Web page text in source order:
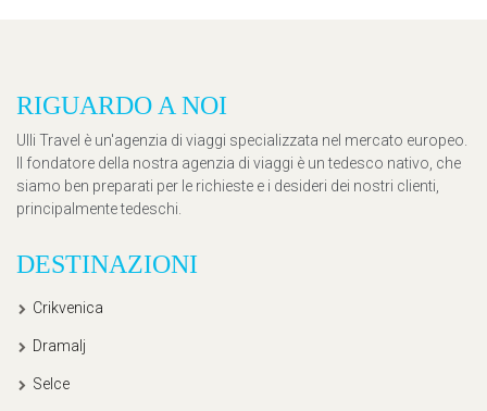
RIGUARDO A NOI
Ulli Travel è un'agenzia di viaggi specializzata nel mercato europeo.
Il fondatore della nostra agenzia di viaggi è un tedesco nativo, che
siamo ben preparati per le richieste e i desideri dei nostri clienti,
principalmente tedeschi.
DESTINAZIONI
Crikvenica
Dramalj
Selce